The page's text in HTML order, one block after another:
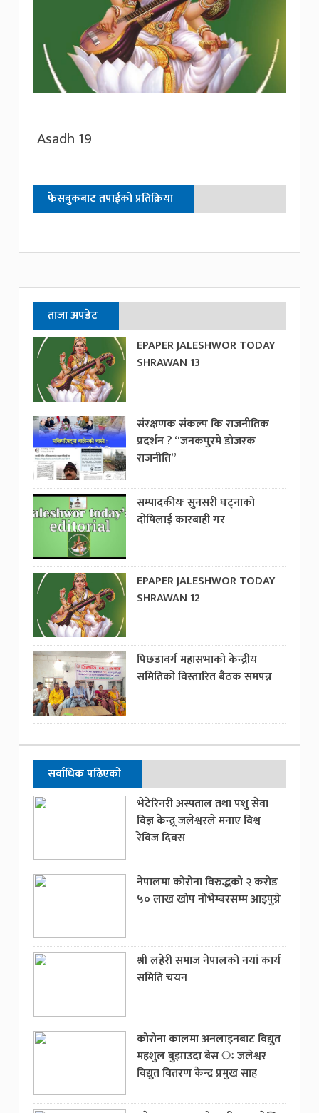
Asadh 19
फेसबुकबाट तपाईको प्रतिक्रिया
ताजा अपडेट
EPAPER JALESHWOR TODAY
SHRAWAN 13
संरक्षणक संकल्प कि राजनीतिक
प्रदर्शन ? “जनकपुरमे डोजरक
राजनीति”
सम्पादकीयः सुनसरी घट्नाको
दोषिलाई कारबाही गर
EPAPER JALESHWOR TODAY
SHRAWAN 12
पिछडावर्ग महासभाको केन्द्रीय
समितिको विस्तारित बैठक समपन्न
सर्वाधिक पढिएको
भेटेरिनरी अस्पताल तथा पशु सेवा
विज्ञ केन्द्र्र जलेश्वरले मनाए विश्व
रेविज दिवस
नेपालमा कोरोना विरुद्धको २ करोड
५० लाख खोप नोभेम्बरसम्म आइपुग्ने
श्री लहेरी समाज नेपालको नयां कार्य
समिति चयन
कोरोना कालमा अनलाइनबाट विद्युत
महशुल बुझाउदा बेस ः जलेश्वर
विद्युत वितरण केन्द्र प्रमुख साह